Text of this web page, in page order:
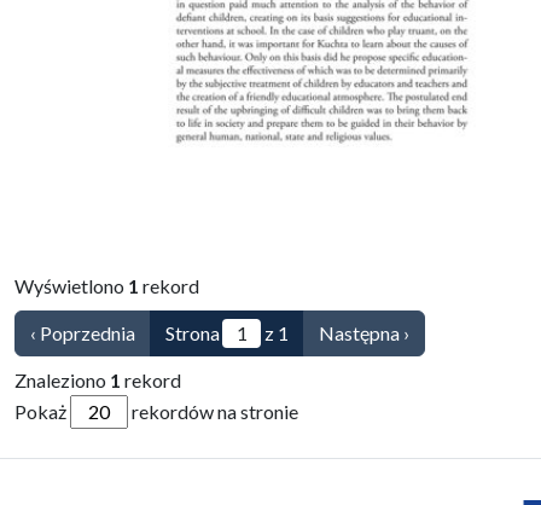
Wyświetlono 1 rekord
‹ Poprzednia Strona z 1 Następna ›
Znaleziono 1 rekord
Pokaż
rekordów na stronie